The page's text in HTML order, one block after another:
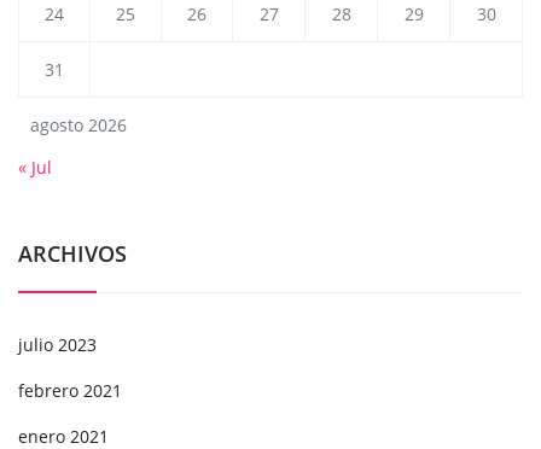
agosto 2026
24 25 26 27 28 29 30
31
« Jul
ARCHIVOS
julio 2023
febrero 2021
enero 2021